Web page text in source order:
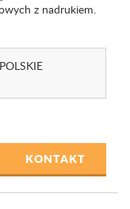
z nadrukiem.
KONTAKT